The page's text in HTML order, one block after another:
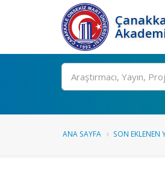
Ara
ANA SAYFA SON EKLENEN